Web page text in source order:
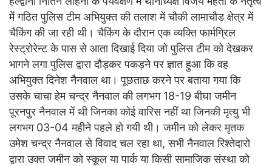
में गठित पुलिस टीम अभियुक्त की तलाश में चौकी लामाचौड क्षेत्र में
चैकिंग की जा रही थी। चैकिंग के दौरान एक व्यक्ति फार्मग्रिल
रेस्ट्रोरेन्ट के पास से आता दिखाई दिया जो पुलिस टीम को देखकर
भागने लगा पुलिस द्वारा दौड़कर पकड़ने पर ज्ञात हुआ कि वह
अभियुक्त दिनेश नैनवाल था। पूछताछ करने पर बताया गया कि
उसके चाचा हेम चन्द्र नैनवाल की लगभग 18-19 बीघा जमीन
पूरनपुर नैनवाल में थी जिनका कोई वारिस नहीं था जिनकी मृत्यु भी
लगभग 03-04 महीने पहले हो गयी थी। जमीन को लेकर मृतक
उमेश चन्द्र नैनवाल से विवाद चल रहा था, सभी नैनवाल रिश्तेदारो
द्वारा उक्त जमीन को स्कूल या पार्क या किसी सामाजिक संस्था को